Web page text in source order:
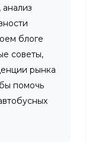
блоге
советы,
рынка
помочь